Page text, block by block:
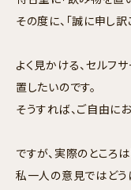
その度に、「誠に申し
よく見かける、セルフ
置したいのです。
そうすれば、ご自由に
ですが、実際のところ
私一人の意見ではどう